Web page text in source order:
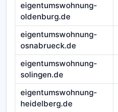
eigentumswohnung-
oldenburg.de
eigentumswohnung-
osnabrueck.de
eigentumswohnung-
solingen.de
eigentumswohnung-
heidelberg.de